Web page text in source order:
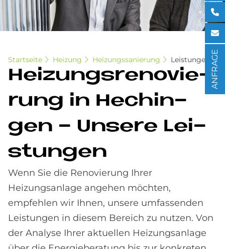
Startseite Heizung Heizungssanierung Leistungen
Hei­zungs­re­no­vie­
rung in He­chin­
gen - Un­se­re Lei­
stun­gen
Wenn Sie die Renovierung Ihrer
Heizungsanlage angehen möchten,
empfehlen wir Ihnen, unsere umfassenden
Leistungen in diesem Bereich zu nutzen. Von
der Analyse Ihrer aktuellen Heizungsanlage
ANFRAGE